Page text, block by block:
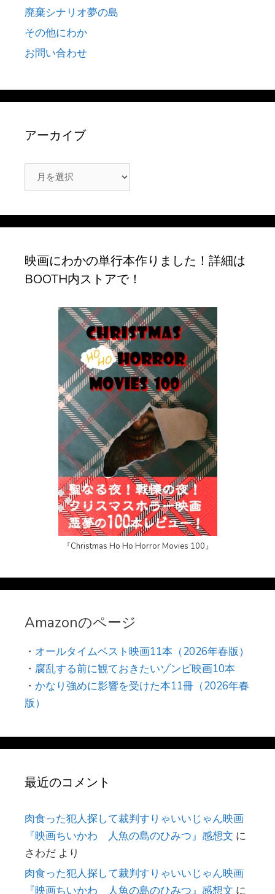
廃棄シナリオ夢の島
その他にわか
お問い合わせ
アーカイブ
ー
映画にわかの単行本作りました！詳細は
BOOTH内ストアで！
『Christmas Ho Ho Horror Movies 100』
Amazonのページ
・ オールタイムベスト映画11本（2026年春版）
・ 腐乱する前に観ておきたいゾンビ映画10本
・ かなり強めに影響を受けた本11冊（2026年春
版）
最近のコメント
肉食った犯人探して裁判すりゃいいじゃん映画
『映画ちいかわ 人魚の島のひみつ』感想文 に
さわだ より
肉食った犯人探して裁判すりゃいいじゃん映画
『映画ちいかわ 人魚の島のひみつ』感想文 に